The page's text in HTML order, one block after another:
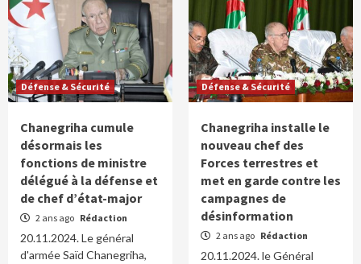
Défense & Sécurité
Chanegriha cumule
désormais les
fonctions de ministre
délégué à la défense et
de chef d’état-major
2 ans ago Rédaction
20.11.2024. Le général
d'armée Saïd Chanegriha,
Défense & Sécurité
Chanegriha installe le
nouveau chef des
Forces terrestres et
met en garde contre les
campagnes de
désinformation
2 ans ago Rédaction
20.11.2024. le Général